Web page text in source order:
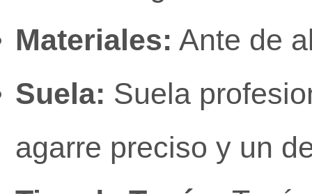
Materiales: Ante de
Suela: Suela
agarre preciso y un